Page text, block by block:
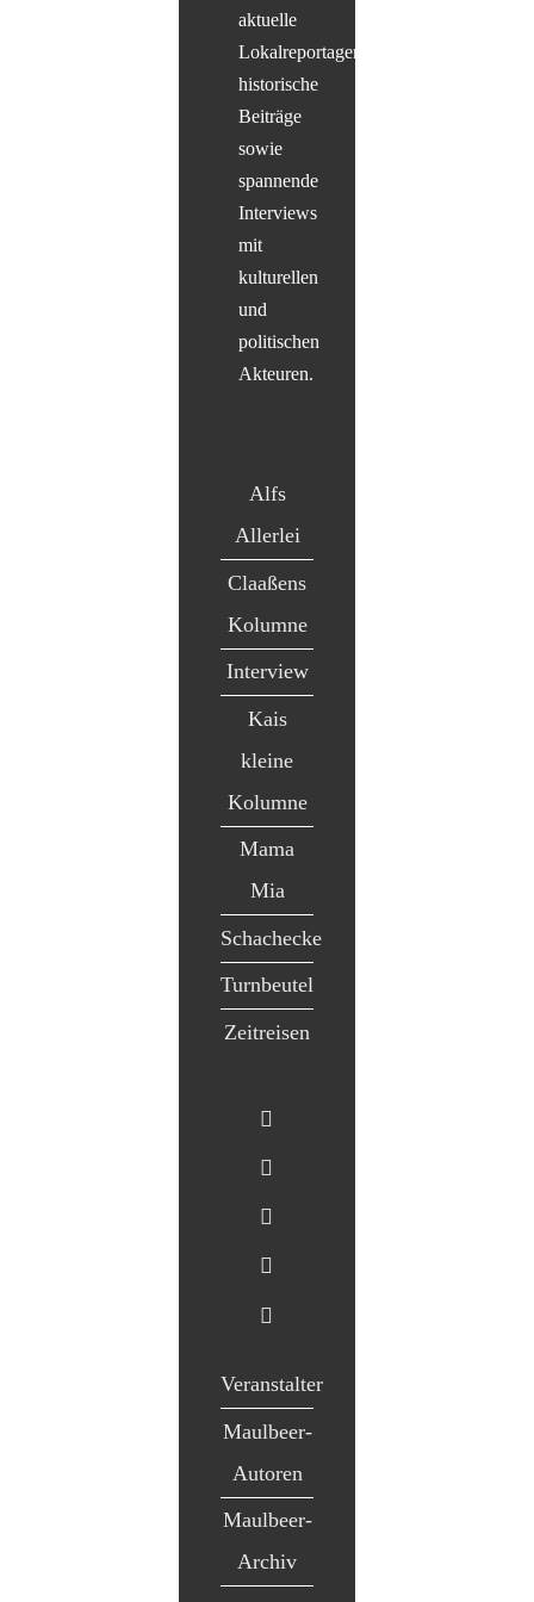
aktuelle
Lokalreportagen,
historische
Beiträge
sowie
spannende
Interviews
mit
kulturellen
und
politischen
Akteuren.
Alfs
Allerlei
Claaßens
Kolumne
Interview
Kais
kleine
Kolumne
Mama
Mia
Schachecke
Turnbeutel
Zeitreisen
Veranstalter
Maulbeer-
Autoren
Maulbeer-
Archiv